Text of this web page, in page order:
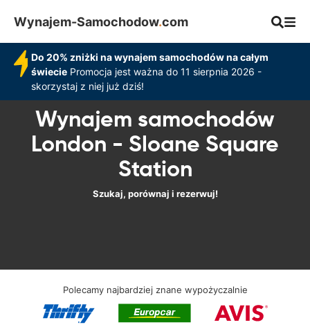
Wynajem-Samochodow.com
Do 20% zniżki na wynajem samochodów na całym
świeciePromocja jest ważna do 11 sierpnia 2026 -
skorzystaj z niej już dziś!
Wynajem samochodów
London - Sloane Square
Station
Szukaj, porównaj i rezerwuj!
Polecamy najbardziej znane wypożyczalnie